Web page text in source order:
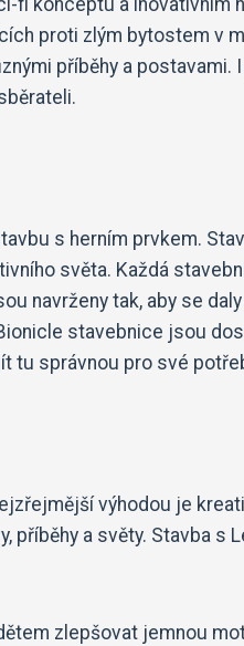
fi konceptu a inovativním
proti zlým bytostem v
příběhy a postavami.
s herním prvkem.
světa. Každá
navrženy tak, aby se
stavebnice jsou
tu správnou pro své
výhodou je
příběhy a světy. Stavba s
zlepšovat jemnou